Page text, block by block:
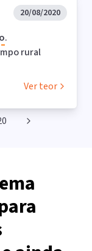
20/08/2020
.
rural
Ver teor
pages